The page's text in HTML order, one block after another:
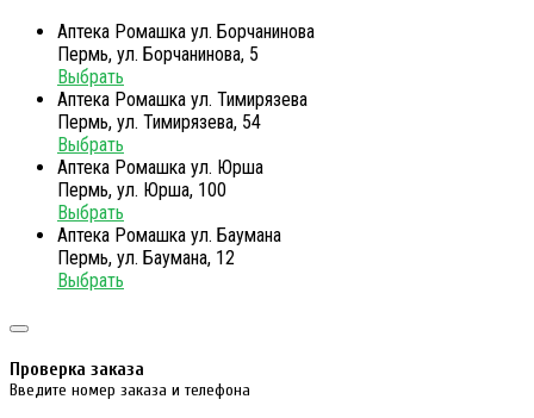
Аптека Ромашка ул. Борчанинова
Пермь, ул. Борчанинова, 5
Выбрать
Аптека Ромашка ул. Тимирязева
Пермь, ул. Тимирязева, 54
Выбрать
Аптека Ромашка ул. Юрша
Пермь, ул. Юрша, 100
Выбрать
Аптека Ромашка ул. Баумана
Пермь, ул. Баумана, 12
Выбрать
Проверка заказа
Введите номер заказа и телефона